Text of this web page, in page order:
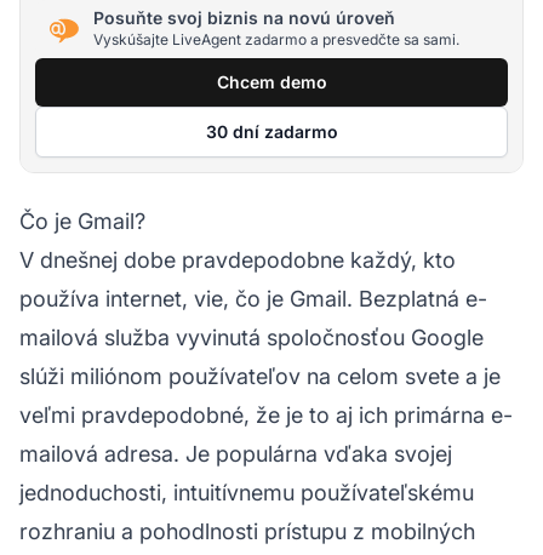
Posuňte svoj biznis na novú úroveň
Vyskúšajte LiveAgent zadarmo a presvedčte sa sami.
Chcem demo
30 dní zadarmo
Čo je Gmail?
V dnešnej dobe pravdepodobne každý, kto
používa internet, vie, čo je Gmail. Bezplatná e-
mailová služba vyvinutá spoločnosťou Google
slúži miliónom používateľov na celom svete a je
veľmi pravdepodobné, že je to aj ich primárna e-
mailová adresa. Je populárna vďaka svojej
jednoduchosti, intuitívnemu používateľskému
rozhraniu a pohodlnosti prístupu z mobilných